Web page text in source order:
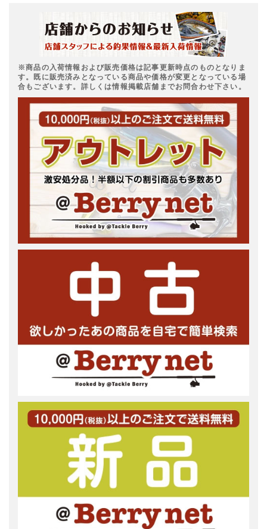
※商品の入荷情報および販売価格は記事更新時点のものとなりま
す。既に販売済みとなっている商品や価格が変更となっている場
合もございます。詳しくは情報掲載店舗までお問合わせ下さい。